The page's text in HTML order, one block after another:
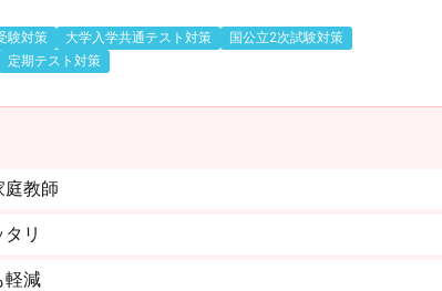
験対策 大学入学共通テスト対策
国公立2次試験対策
定期テスト対策
庭教師
リ
軽減